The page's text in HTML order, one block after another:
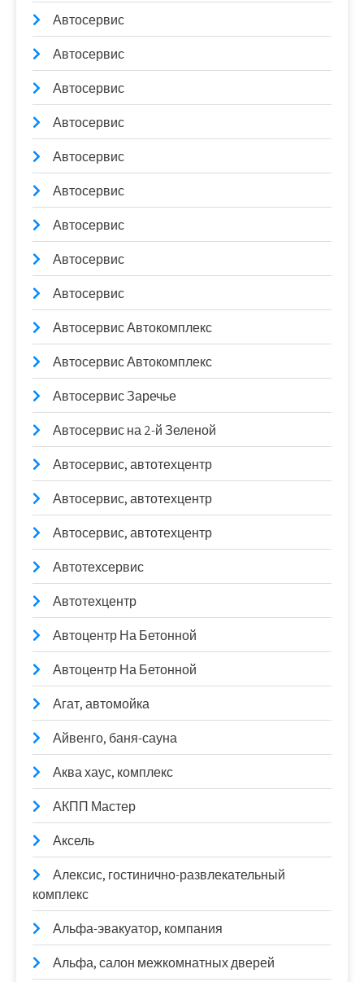
Автосервис
Автосервис
Автосервис
Автосервис
Автосервис
Автосервис
Автосервис
Автосервис
Автосервис
Автосервис Автокомплекс
Автосервис Автокомплекс
Автосервис Заречье
Автосервис на 2-й Зеленой
Автосервис, автотехцентр
Автосервис, автотехцентр
Автосервис, автотехцентр
Автотехсервис
Автотехцентр
Автоцентр На Бетонной
Автоцентр На Бетонной
Агат, автомойка
Айвенго, баня-сауна
Аква хаус, комплекс
АКПП Мастер
Аксель
Алексис, гостинично-развлекательный
комплекс
Альфа-эвакуатор, компания
Альфа, салон межкомнатных дверей